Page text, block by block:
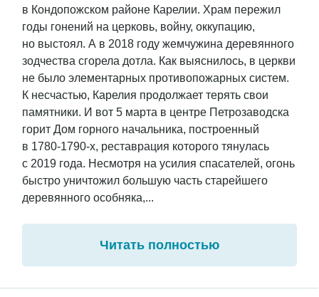
в Кондопожском районе Карелии. Храм пережил
годы гонений на церковь, войну, оккупацию,
но выстоял. А в 2018 году жемчужина деревянного
зодчества сгорела дотла. Как выяснилось, в церкви
не было элементарных противопожарных систем.
К несчастью, Карелия продолжает терять свои
памятники. И вот 5 марта в центре Петрозаводска
горит Дом горного начальника, построенный
в 1780-1790-х, реставрация которого тянулась
с 2019 года. Несмотря на усилия спасателей, огонь
быстро уничтожил большую часть старейшего
деревянного особняка,...
Читать полностью